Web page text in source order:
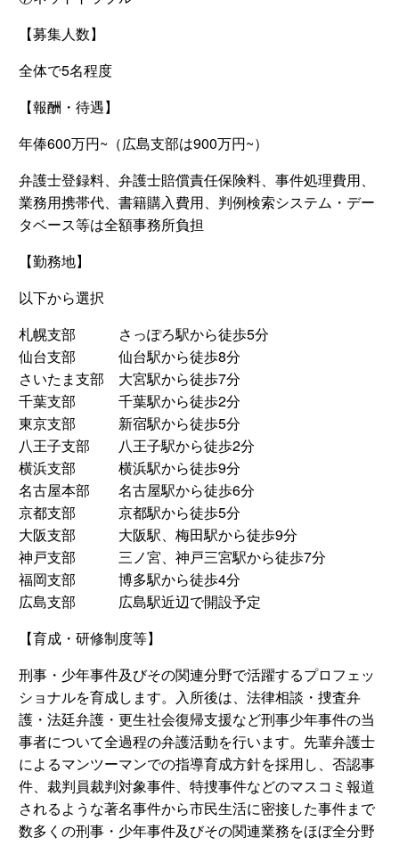
【募集人数】
全体で5名程度
【報酬・待遇】
年俸600万円~（広島支部は900万円~）
弁護士登録料、弁護士賠償責任保険料、事件処理費用、
業務用携帯代、書籍購入費用、判例検索システム・デー
タベース等は全額事務所負担
【勤務地】
以下から選択
札幌支部 さっぽろ駅から徒歩5分
仙台支部 仙台駅から徒歩8分
さいたま支部 大宮駅から徒歩7分
千葉支部 千葉駅から徒歩2分
東京支部 新宿駅から徒歩5分
八王子支部 八王子駅から徒歩2分
横浜支部 横浜駅から徒歩9分
名古屋本部 名古屋駅から徒歩6分
京都支部 京都駅から徒歩5分
大阪支部 大阪駅、梅田駅から徒歩9分
神戸支部 三ノ宮、神戸三宮駅から徒歩7分
福岡支部 博多駅から徒歩4分
広島支部 広島駅近辺で開設予定
【育成・研修制度等】
刑事・少年事件及びその関連分野で活躍するプロフェッ
ショナルを育成します。入所後は、法律相談・捜査弁
護・法廷弁護・更生社会復帰支援など刑事少年事件の当
事者について全過程の弁護活動を行います。先輩弁護士
によるマンツーマンでの指導育成方針を採用し、否認事
件、裁判員裁判対象事件、特捜事件などのマスコミ報道
されるような著名事件から市民生活に密接した事件まで
数多くの刑事・少年事件及びその関連業務をほぼ全分野